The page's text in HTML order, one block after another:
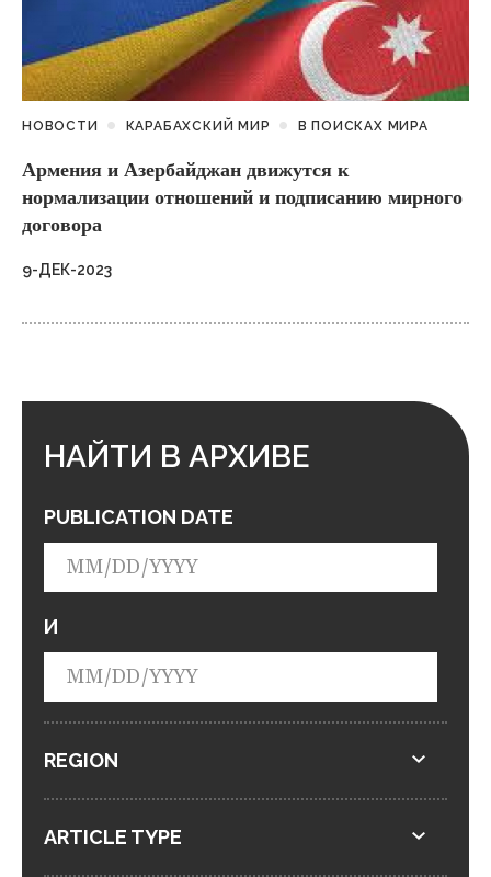
НОВОСТИ КАРАБАХСКИЙ МИР В ПОИСКАХ МИРА
Армения и Азербайджан движутся к
нормализации отношений и подписанию мирного
договора
9-ДЕК-2023
НАЙТИ В АРХИВЕ
PUBLICATION DATE
И
REGION
ARTICLE TYPE